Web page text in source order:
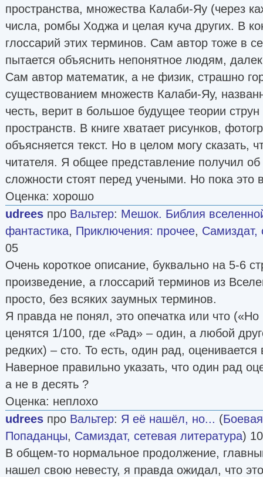
пространства, множества Калаби-Яу (через
числа, ромбы Ходжа и целая куча других. В
глоссарий этих терминов. Сам автор тоже в
пытается объяснить непонятное людям,
Сам автор математик, а не физик, страшно
существованием множеств Калаби-Яу,
честь, верит в большое будущее теории
пространств. В книге хватает рисунков,
объясняется текст. Но в целом могу сказать,
читателя. Я общее представление получил об
сложности стоят перед учеными. Но пока это
Оценка: хорошо
udrees про Вальтер: Мешок. Библия
фантастика, Приключения: прочее, Самиздат,
05
Очень короткое описание, буквально на 5-6
произведение, а глоссарий терминов из
просто, без всяких заумных терминов.
Я правда не понял, это опечатка или что
ценятся 1/100, где «Рад» – один, а любой
редких) – сто. То есть, один рад,
Наверное правильно указать, что один рад
а не в десять ?
Оценка: неплохо
udrees про Вальтер: Я её нашёл, но... (
Попаданцы, Самиздат, сетевая литература)
В общем-то нормальное продолжение,
нашел свою невесту, я правда ожидал, что